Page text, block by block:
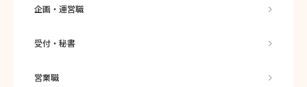
企画・運営職
受付・秘書
営業職